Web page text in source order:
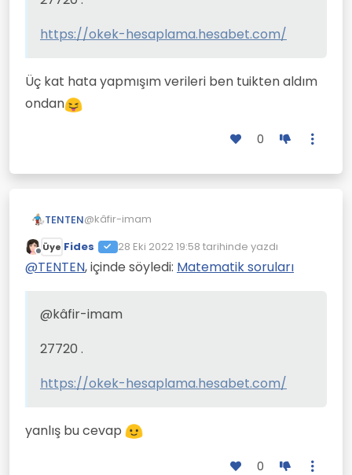
https://okek-hesaplama.hesabet.com/
Üç kat hata yapmışım verileri ben tuikten aldım
ondan
0
TENTEN@kâfir-imam
27720 .
Çevrimdışı
Üye Fides 28 Eki 2022 19:58 tarihinde yazdı
Son düzenleyen:
@TENTEN, içinde söyledi: Matematik soruları
@kâfir-imam
27720 .
https://okek-hesaplama.hesabet.com/
yanlış bu cevap
0